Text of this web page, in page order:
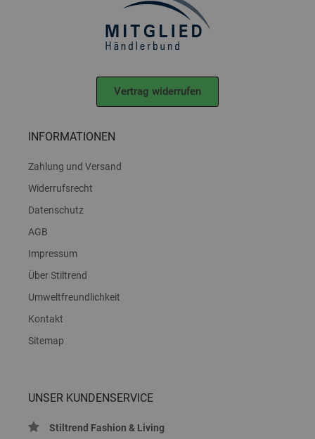
Vertrag widerrufen
INFORMATIONEN
Zahlung und Versand
Widerrufsrecht
Datenschutz
AGB
Impressum
Über Stiltrend
Umweltfreundlichkeit
Kontakt
Sitemap
UNSER KUNDENSERVICE
Stiltrend Fashion & Living